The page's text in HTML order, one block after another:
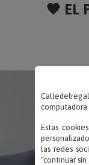
🧡 EL
Estas
las redes
"continuar